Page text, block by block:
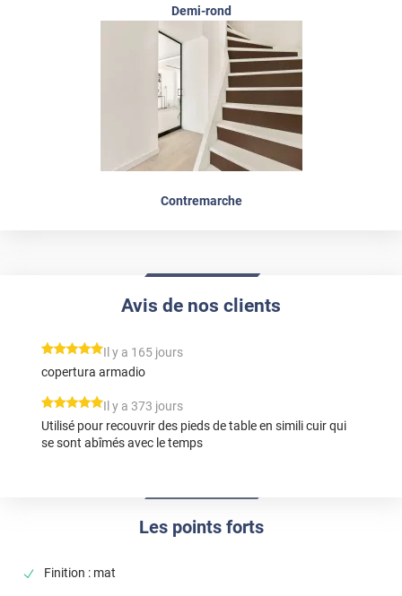
Demi-rond
Contremarche
Les points forts
Finition : mat
Avis de nos clients
*****
Il y a 165 jours
copertura armadio
*****
Il y a 373 jours
Utilisé pour recouvrir des pieds de table en simili cuir qui
se sont abîmés avec le temps